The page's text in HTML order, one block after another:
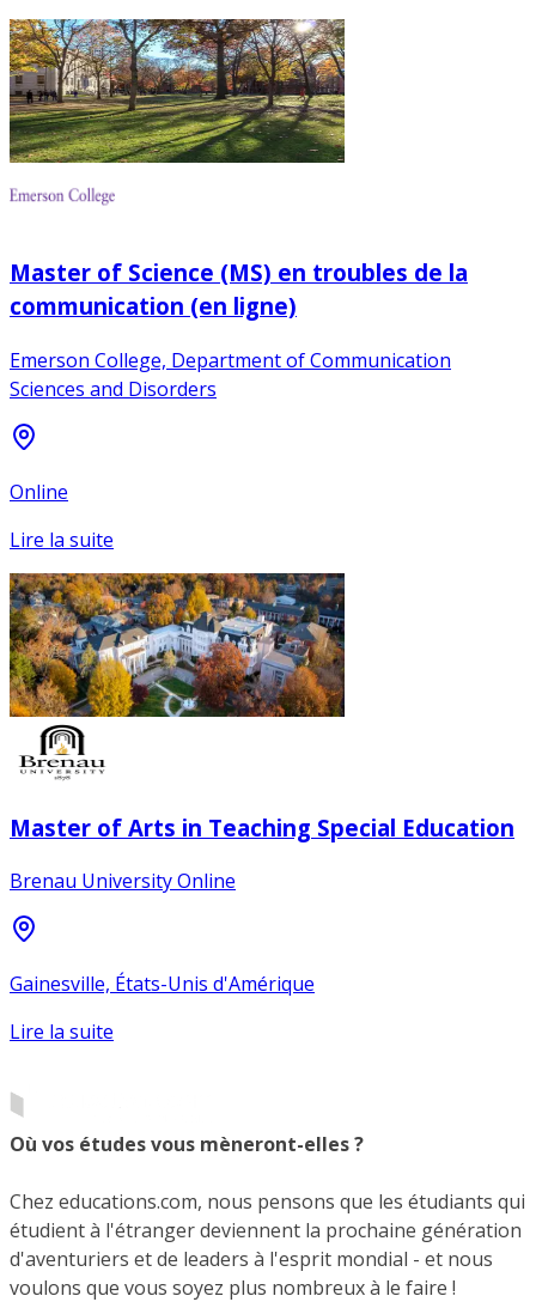
Master of Science (MS) en troubles de la
communication (en ligne)
Emerson College, Department of Communication
Sciences and Disorders
Online
Lire la suite
Master of Arts in Teaching Special Education
Brenau University Online
Gainesville, États-Unis d'Amérique
Lire la suite
Où vos études vous mèneront-elles ?
Chez educations.com, nous pensons que les étudiants qui
étudient à l'étranger deviennent la prochaine génération
d'aventuriers et de leaders à l'esprit mondial - et nous
voulons que vous soyez plus nombreux à le faire !